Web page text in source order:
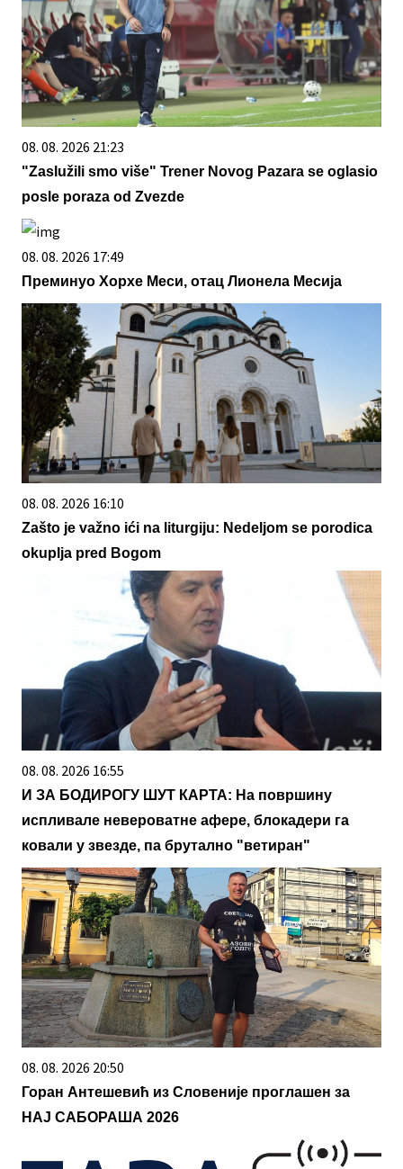
08. 08. 2026 21:23
"Zaslužili smo više" Trener Novog Pazara se oglasio
posle poraza od Zvezde
08. 08. 2026 17:49
Преминуо Хорхе Меси, отац Лионела Месија
08. 08. 2026 16:10
Zašto je važno ići na liturgiju: Nedeljom se porodica
okuplja pred Bogom
08. 08. 2026 16:55
И ЗА БОДИРОГУ ШУТ КАРТА: На површину
испливале невероватне афере, блокадери га
ковали у звезде, па брутално "ветиран"
08. 08. 2026 20:50
Горан Антешевић из Словеније проглашен за
НАЈ САБОРАША 2026